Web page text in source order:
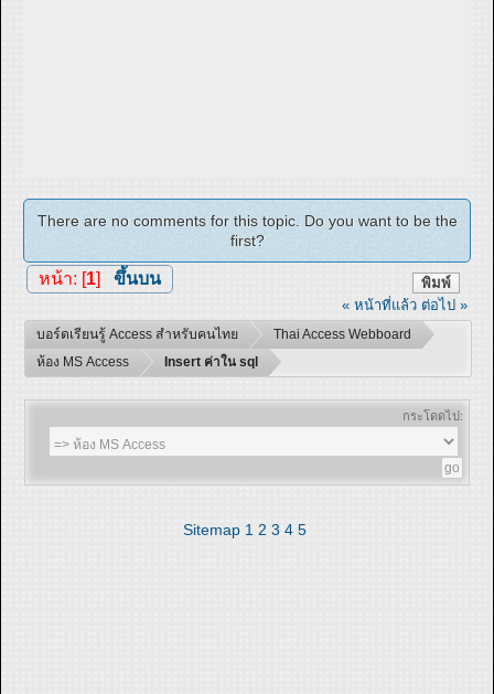
There are no comments for this topic. Do you want to be the
first?
พิมพ์
หน้า: [ 1] ขึ้นบน
« หน้าที่แล้ว ต่อไป »
บอร์ดเรียนรู้ Access สำหรับคนไทย
Thai Access Webboard
ห้อง MS Access
Insert ค่าใน sql
กระโดดไป:
Sitemap 1 2 3 4 5